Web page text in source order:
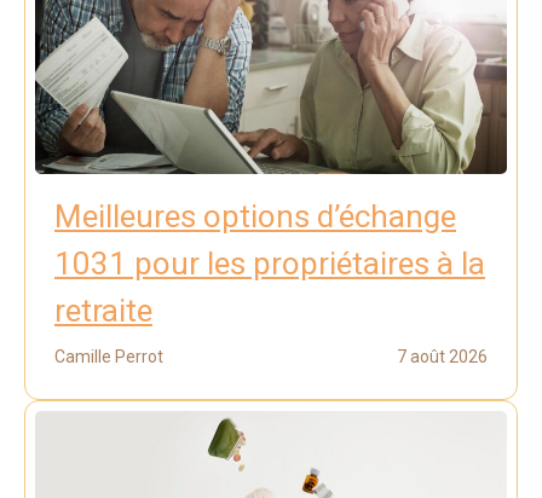
Meilleures options d’échange
1031 pour les propriétaires à la
retraite
Camille Perrot 7 août 2026